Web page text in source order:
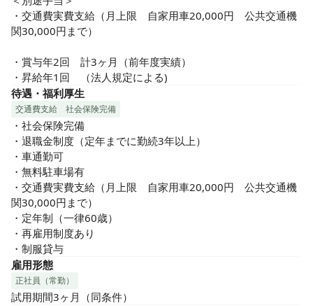
・交通費実費支給（月上限　自家用車20,000円　公共交通機
関30,000円まで）
・賞与年2回　計3ヶ月（前年度実績）
・昇給年1回　（法人規定による)
待遇・福利厚生
交通費支給 社会保険完備
・社会保険完備
・退職金制度（定年までに勤続3年以上）
・車通勤可
・無料駐車場有
・交通費実費支給（月上限　自家用車20,000円　公共交通機
関30,000円まで）
・定年制（一律60歳）
・再雇用制度あり
・制服貸与
雇用形態
正社員（常勤）
試用期間3ヶ月（同条件）